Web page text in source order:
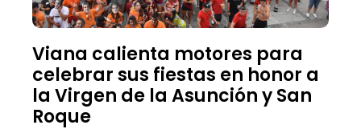
Viana calienta motores para
celebrar sus fiestas en honor a
la Virgen de la Asunción y San
Roque